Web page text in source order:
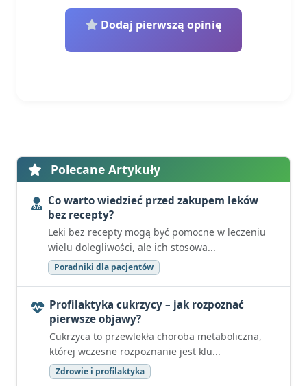
Dodaj pierwszą opinię
Polecane Artykuły
Co warto wiedzieć przed zakupem leków
bez recepty?
Leki bez recepty mogą być pomocne w leczeniu
wielu dolegliwości, ale ich stosowa...
Poradniki dla pacjentów
Profilaktyka cukrzycy – jak rozpoznać
pierwsze objawy?
Cukrzyca to przewlekła choroba metaboliczna,
której wczesne rozpoznanie jest klu...
Zdrowie i profilaktyka